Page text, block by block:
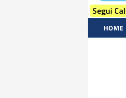
Segui
HOME